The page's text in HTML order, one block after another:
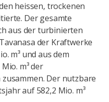
heissen, trockenen
Der gesamte
aus der turbinierten
der Kraftwerke
m³ und aus dem
m³ der
Der nutzbare
auf 582,2 Mio. m³